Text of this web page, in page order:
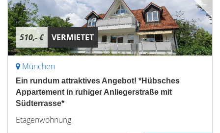
510,- € VERMIETET
München
Ein rundum attraktives Angebot! *Hübsches
Appartement in ruhiger Anliegerstraße mit
Südterrasse*
Etagenwohnung